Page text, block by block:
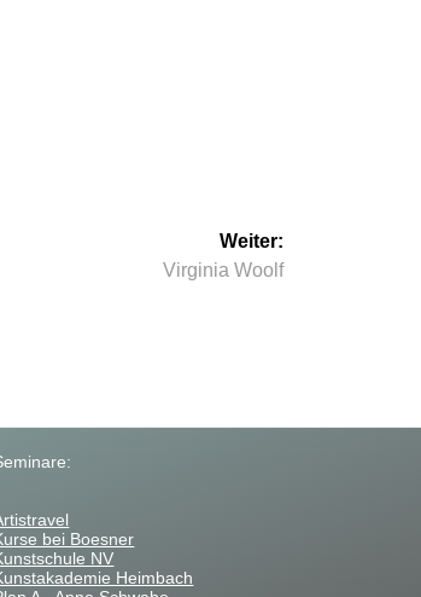
Weiter:
Nächster
Virginia Woolf
bei Boesner
NV
Heimbach